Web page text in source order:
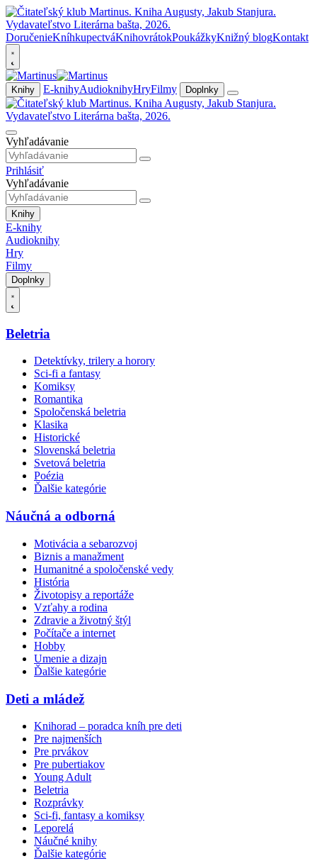
DoručenieKníhkupectváKnihovrátokPoukážkyKnižný blogKontakt
Knihy E-knihyAudioknihyHryFilmy Doplnky
Vyhľadávanie
Prihlásiť
Vyhľadávanie
Knihy
E-knihy
Audioknihy
Hry
Filmy
Doplnky
Beletria
Detektívky, trilery a horory
Sci-fi a fantasy
Komiksy
Romantika
Spoločenská beletria
Klasika
Historické
Slovenská beletria
Svetová beletria
Poézia
Ďalšie kategórie
Náučná a odborná
Motivácia a sebarozvoj
Biznis a manažment
Humanitné a spoločenské vedy
História
Životopisy a reportáže
Vzťahy a rodina
Zdravie a životný štýl
Počítače a internet
Hobby
Umenie a dizajn
Ďalšie kategórie
Deti a mládež
Knihorad – poradca kníh pre deti
Pre najmenších
Pre prvákov
Pre pubertiakov
Young Adult
Beletria
Rozprávky
Sci-fi, fantasy a komiksy
Leporelá
Náučné knihy
Ďalšie kategórie